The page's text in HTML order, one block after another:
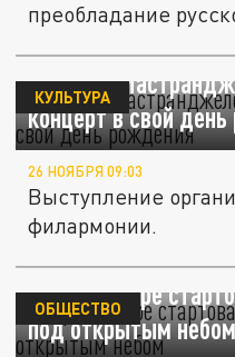
преобладание
Маэстро
концерт в свой
КУЛЬТУРА
26 НОЯБРЯ 09:03
Выступление
филармонии.
В Краснодаре
под открытым
ОБЩЕСТВО